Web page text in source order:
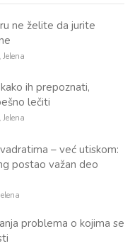
ne želite da jurite
Jelena
ih prepoznati,
lečiti
Jelena
– već utiskom:
postao važan deo
problema o kojima se